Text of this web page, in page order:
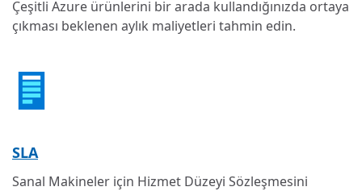
Çeşitli Azure ürünlerini bir arada kullandığınızda ortaya
çıkması beklenen aylık maliyetleri tahmin edin.
SLA
Sanal Makineler için Hizmet Düzeyi Sözleşmesini